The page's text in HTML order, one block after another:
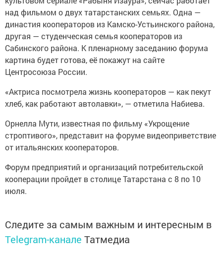
над фильмом о двух татарстанских семьях. Одна —
династия кооператоров из Камско-Устьинского района,
другая — студенческая семья кооператоров из
Сабинского района. К пленарному заседанию форума
картина будет готова, её покажут на сайте
Центросоюза России.
«Актриса посмотрела жизнь кооператоров — как пекут
хлеб, как работают автолавки», — отметила Набиева.
Орнелла Мути, известная по фильму «Укрощение
строптивого», представит на форуме видеоприветствие
от итальянских кооператоров.
Форум предприятий и организаций потребительской
кооперации пройдет в столице Татарстана с 8 по 10
июля.
Следите за самым важным и интересным в
Telegram-канале Татмедиа